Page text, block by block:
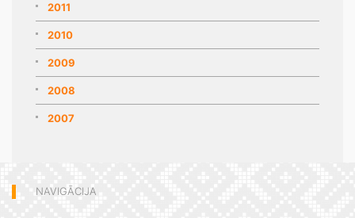
2011
2010
2009
2008
2007
NAVIGĀCIJA